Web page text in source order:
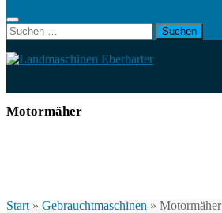
Suchen
nach:
Motormäher
Start » Gebrauchtmaschinen » Motormäher